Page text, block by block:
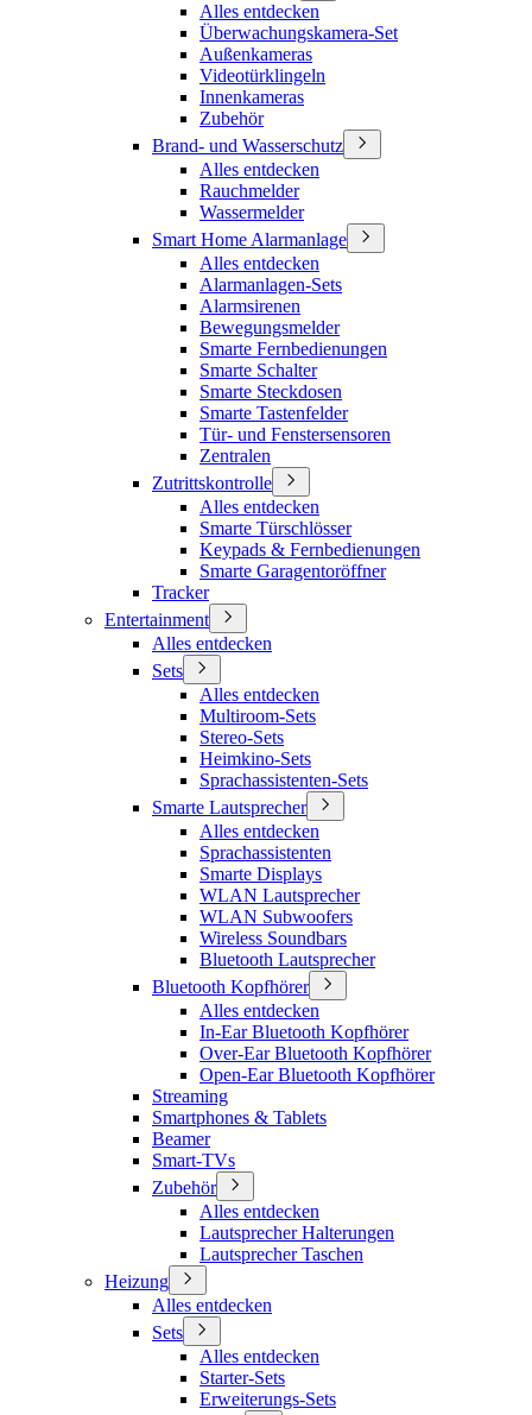
Alles entdecken
Überwachungskamera-Set
Außenkameras
Videotürklingeln
Innenkameras
Zubehör
Brand- und Wasserschutz
Alles entdecken
Rauchmelder
Wassermelder
Smart Home Alarmanlage
Alles entdecken
Alarmanlagen-Sets
Alarmsirenen
Bewegungsmelder
Smarte Fernbedienungen
Smarte Schalter
Smarte Steckdosen
Smarte Tastenfelder
Tür- und Fenstersensoren
Zentralen
Zutrittskontrolle
Alles entdecken
Smarte Türschlösser
Keypads & Fernbedienungen
Smarte Garagentoröffner
Tracker
Entertainment
Alles entdecken
Sets
Alles entdecken
Multiroom-Sets
Stereo-Sets
Heimkino-Sets
Sprachassistenten-Sets
Smarte Lautsprecher
Alles entdecken
Sprachassistenten
Smarte Displays
WLAN Lautsprecher
WLAN Subwoofers
Wireless Soundbars
Bluetooth Lautsprecher
Bluetooth Kopfhörer
Alles entdecken
In-Ear Bluetooth Kopfhörer
Over-Ear Bluetooth Kopfhörer
Open-Ear Bluetooth Kopfhörer
Streaming
Smartphones & Tablets
Beamer
Smart-TVs
Zubehör
Alles entdecken
Lautsprecher Halterungen
Lautsprecher Taschen
Heizung
Alles entdecken
Sets
Alles entdecken
Starter-Sets
Erweiterungs-Sets